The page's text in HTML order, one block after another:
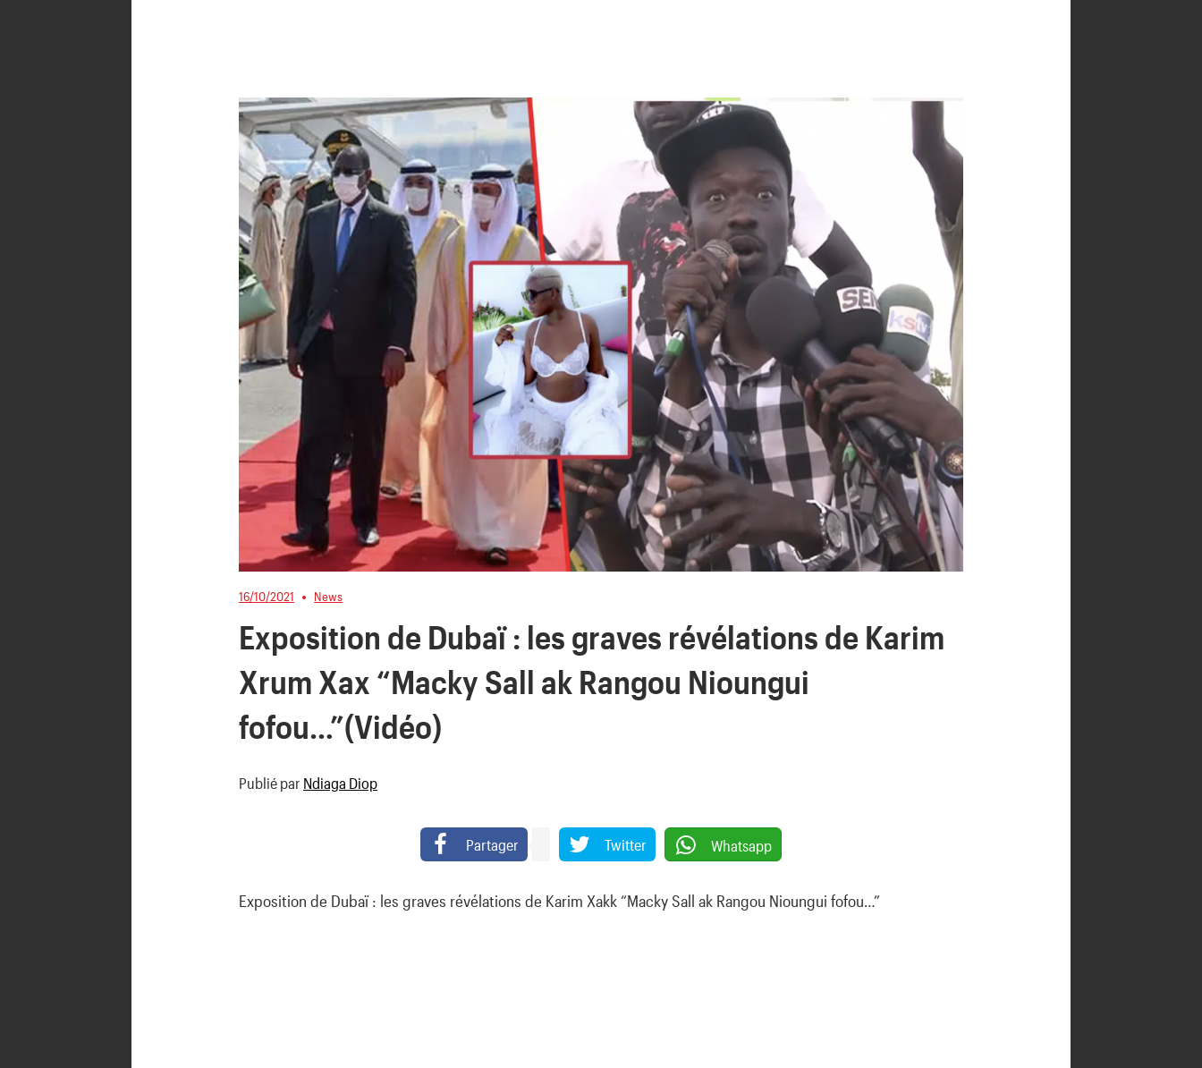
16/10/2021 News
Exposition de Dubaï : les graves révélations de Karim
Xrum Xax “Macky Sall ak Rangou Nioungui
fofou…”(Vidéo)
Publié par Ndiaga Diop
Partager Twitter Whatsapp
Exposition de Dubaï : les graves révélations de Karim Xakk “Macky Sall ak Rangou Nioungui fofou…”